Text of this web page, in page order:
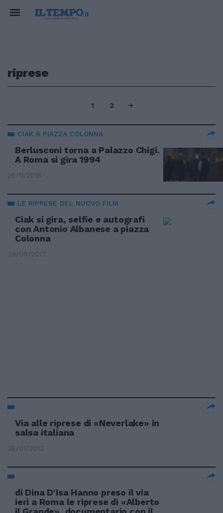
riprese
1 2
CIAK A PIAZZA COLONNA
Berlusconi torna a Palazzo Chigi.
A Roma si gira 1994
25/11/2018
LE RIPRESE DEL NUOVO FILM
Ciak si gira, selfie e autografi
con Antonio Albanese a piazza
Colonna
29/09/2017
Via alle riprese di «Neverlake» in
salsa italiana
28/01/2013
di Dina D'Isa Hanno preso il via
ieri a Roma le riprese di «Alberto